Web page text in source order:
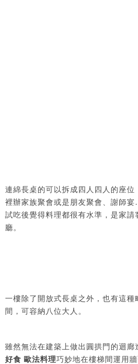
連綿長桌的可以拆成四人四人的座位
裡辦家族聚會或是朋友聚會、謝師
試吃後覺得料理都很有水準，是家請
廳。
一樓除了開放式長桌之外，也有這種
間，可容納八位大人。
雖然無法在建築上做出圓拱門的迴廊
好食 歐法料理巧妙地在樓梯間運用